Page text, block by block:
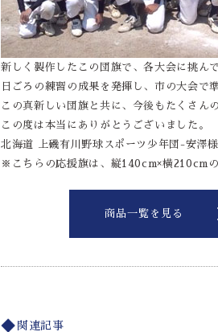
新しく製作したこの団旗で、各大会に挑ん
日ごろの練習の成果を発揮し、市の大会で
この真新しい団旗と共に、今後もたくさん
この度は本当にありがとうございました。
北海道 上磯有川野球スポーツ少年団-安澤
※こちらの応援旗は、縦140cm×横210cm
商品一覧を見る
関連記事